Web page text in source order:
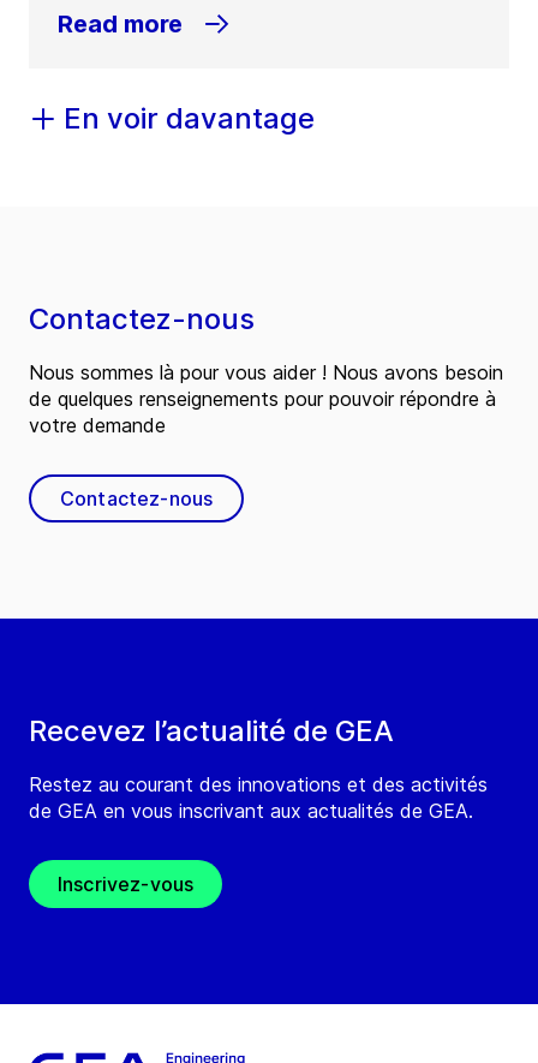
Read more
En voir davantage
Recevez l’actualité de GEA
Restez au courant des innovations et des activités
de GEA en vous inscrivant aux actualités de GEA.
Inscrivez-vous
Contactez-nous
Nous sommes là pour vous aider ! Nous avons besoin
de quelques renseignements pour pouvoir répondre à
votre demande
Contactez-nous